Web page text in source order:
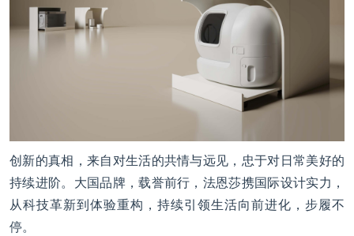
创新的真相，来自对生活的共情与远见，忠于对日常美好的
持续进阶。大国品牌，载誉前行，法恩莎携国际设计实力，
从科技革新到体验重构，持续引领生活向前进化，步履不
停。